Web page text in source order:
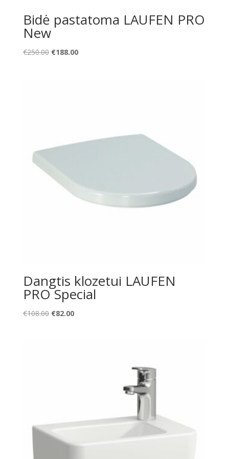
Bidė pastatoma LAUFEN PRO
New
€250.00 Original
€188.00Current
Dangtis klozetui LAUFEN
PRO Special
€108.00 Original
€82.00Current